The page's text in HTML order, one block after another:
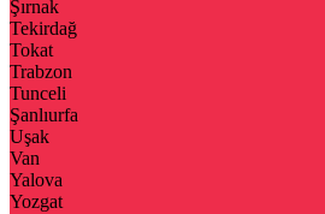
Şırnak
Tekirdağ
Tokat
Trabzon
Tunceli
Şanlıurfa
Uşak
Van
Yalova
Yozgat